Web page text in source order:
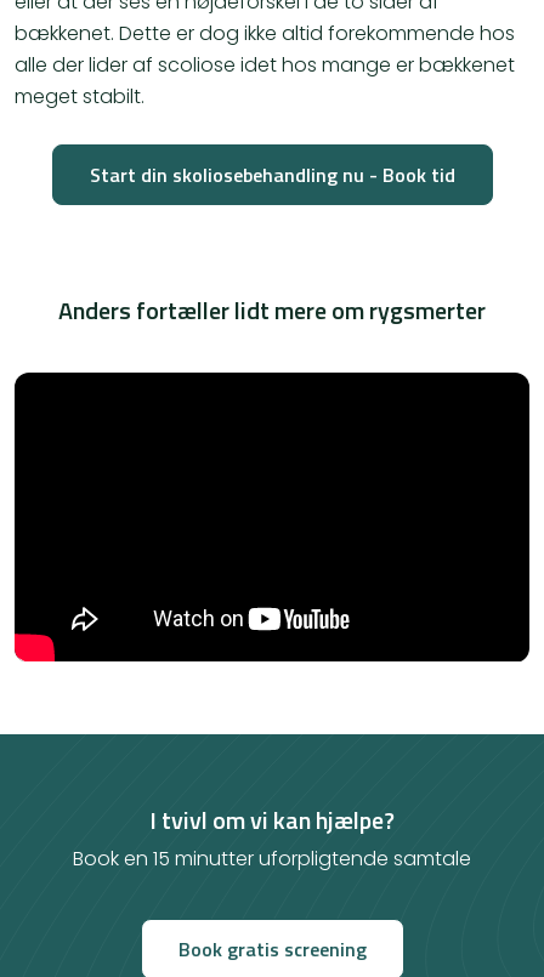
bækkenet. Dette er dog ikke altid forekommende hos
alle der lider af scoliose idet hos mange er bækkenet
meget stabilt.
Start din skoliosebehandling nu - Book tid
Anders fortæller lidt mere om rygsmerter
I tvivl om vi kan hjælpe?
Book en 15 minutter uforpligtende samtale
Book gratis screening